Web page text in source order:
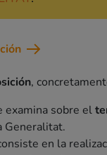
,
examina sobre el
Generalitat.
en la